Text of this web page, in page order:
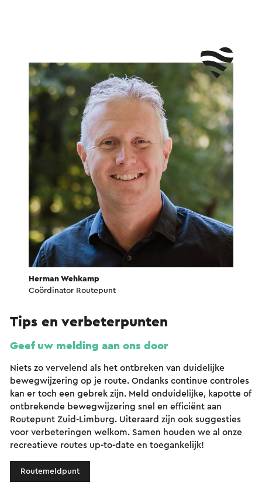
Herman Wehkamp
Coördinator Routepunt
Tips en verbeterpunten
Geef uw melding aan ons door
Niets zo vervelend als het ontbreken van duidelijke
bewegwijzering op je route. Ondanks continue controles
kan er toch een gebrek zijn. Meld onduidelijke, kapotte of
ontbrekende bewegwijzering snel en efficiënt aan
Routepunt Zuid-Limburg. Uiteraard zijn ook suggesties
voor verbeteringen welkom. Samen houden we al onze
recreatieve routes up-to-date en toegankelijk!
Routemeldpunt